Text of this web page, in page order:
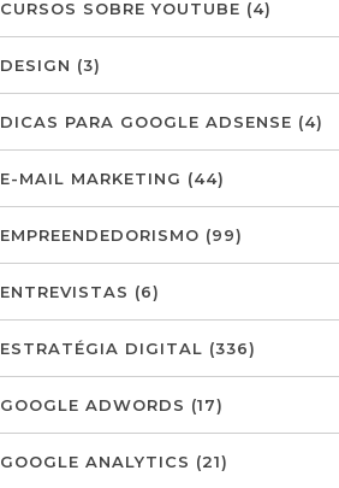
CURSOS SOBRE YOUTUBE (4)
DESIGN (3)
DICAS PARA GOOGLE ADSENSE (4)
E-MAIL MARKETING (44)
EMPREENDEDORISMO (99)
ENTREVISTAS (6)
ESTRATÉGIA DIGITAL (336)
GOOGLE ADWORDS (17)
GOOGLE ANALYTICS (21)